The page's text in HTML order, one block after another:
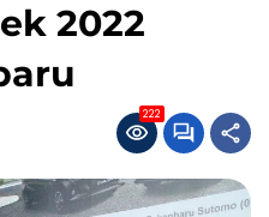
2022
222